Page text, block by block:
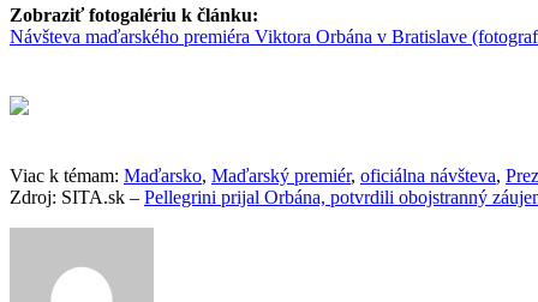
Zobraziť fotogalériu k článku:
Návšteva maďarského premiéra Viktora Orbána v Bratislave
Viac k témam: Maďarsko, Maďarský premiér, oficiálna návšteva,
Zdroj: SITA.sk – Pellegrini prijal Orbána, potvrdili obojstranný